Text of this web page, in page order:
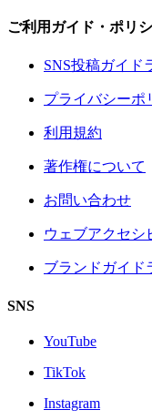
ご利用ガイド・ポリ
SNS投稿ガイド
プライバシーポ
利用規約
著作権について
お問い合わせ
ウェブアクセシ
ブランドガイド
SNS
YouTube
TikTok
Instagram